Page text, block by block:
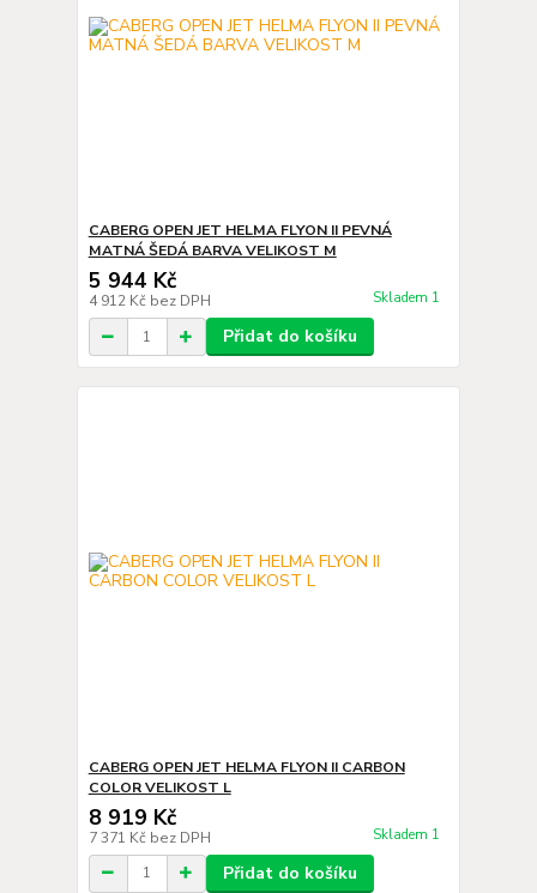
CABERG OPEN JET HELMA FLYON II PEVNÁ
MATNÁ ŠEDÁ BARVA VELIKOST M
5 944 Kč
4 912 Kč bez DPH Skladem 1
Přidat do košíku
CABERG OPEN JET HELMA FLYON II CARBON
COLOR VELIKOST L
8 919 Kč
7 371 Kč bez DPH Skladem 1
Přidat do košíku